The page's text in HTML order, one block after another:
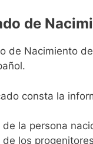
de
de Nacimiento
consta la
de la persona
de los